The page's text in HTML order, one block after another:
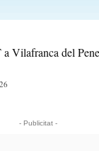
Vilafranca del
- Publicitat -